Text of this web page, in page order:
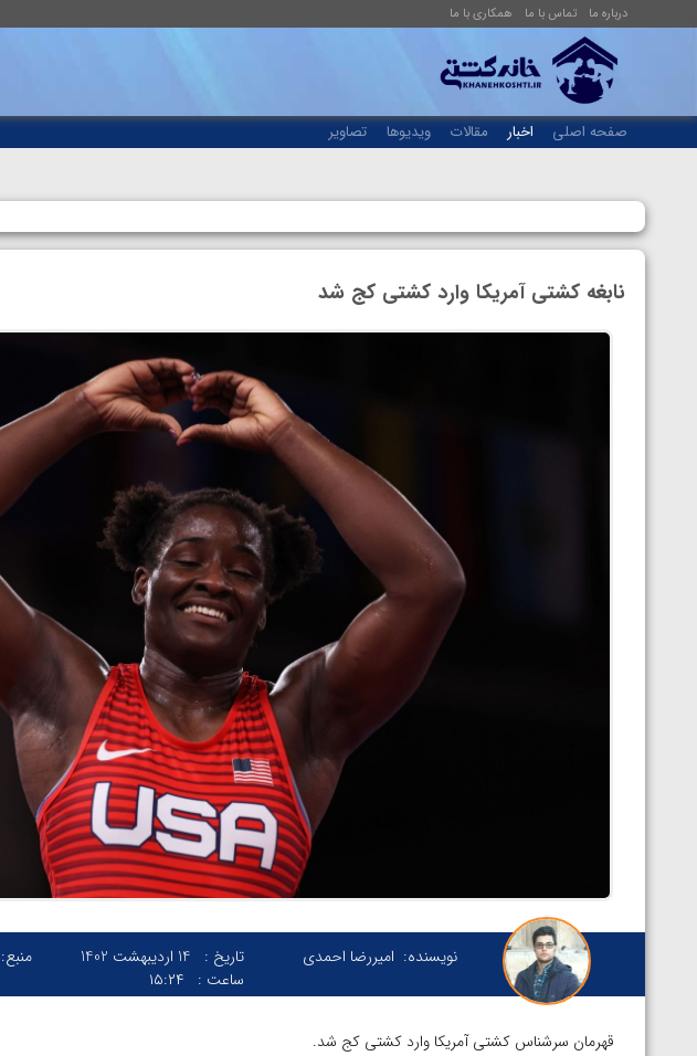
درباره ما تماس با ما همکاری با ما
صفحه اصلی اخبار مقالات ویدیوها تصاویر
نابغه کشتی آمریکا وارد کشتی کج شد
نویسنده: امیررضا احمدی تاریخ :
14 اردیبهشت 1402
ساعت :
۱۵:۲۴
منبع:
قهرمان سرشناس کشتی آمریکا وارد کشتی کج‌ شد.